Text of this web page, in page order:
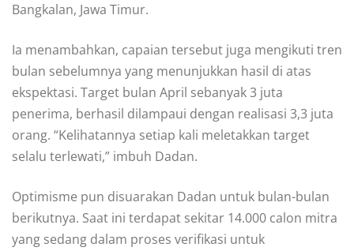
Bangkalan, Jawa Timur.
Ia menambahkan, capaian tersebut juga mengikuti tren
bulan sebelumnya yang menunjukkan hasil di atas
ekspektasi. Target bulan April sebanyak 3 juta
penerima, berhasil dilampaui dengan realisasi 3,3 juta
orang. “Kelihatannya setiap kali meletakkan target
selalu terlewati,” imbuh Dadan.
Optimisme pun disuarakan Dadan untuk bulan-bulan
berikutnya. Saat ini terdapat sekitar 14.000 calon mitra
yang sedang dalam proses verifikasi untuk